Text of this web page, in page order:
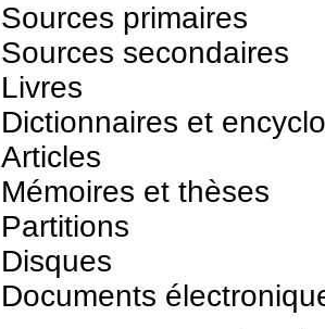
Sources primaires
Sources secondaires
Livres
Dictionnaires et
Articles
Mémoires et thèses
Partitions
Disques
Documents